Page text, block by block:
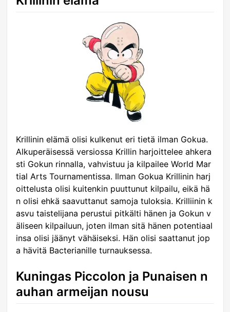
Krillinin elämä olisi kulkenut eri tietä ilman Gokua.
Alkuperäisessä versiossa Krillin harjoittelee ahkera
sti Gokun rinnalla, vahvistuu ja kilpailee World Mar
tial Arts Tournamentissa. Ilman Gokua Krillinin harj
oittelusta olisi kuitenkin puuttunut kilpailu, eikä hä
n olisi ehkä saavuttanut samoja tuloksia. Krilliinin k
asvu taistelijana perustui pitkälti hänen ja Gokun v
äliseen kilpailuun, joten ilman sitä hänen potentiaal
insa olisi jäänyt vähäiseksi. Hän olisi saattanut jop
a hävitä Bacterianille turnauksessa.
Kuningas Piccolon ja Punaisen n
auhan armeijan nousu